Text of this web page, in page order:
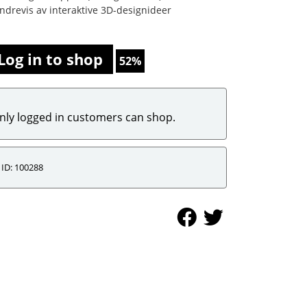
av interaktive 3D-designideer
in to shop 52%
logged in customers can shop.
ID: 100288